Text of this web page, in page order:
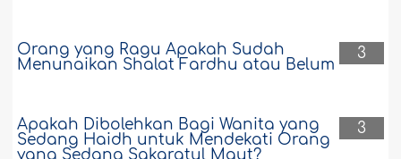
3
Orang yang Ragu Apakah Sudah
Menunaikan Shalat Fardhu atau Belum
3
Apakah Dibolehkan Bagi Wanita yang
Sedang Haidh untuk Mendekati Orang
yang Sedang Sakaratul Maut?